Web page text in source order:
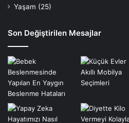
Yaşam (25)
Son Değiştirilen Mesajlar